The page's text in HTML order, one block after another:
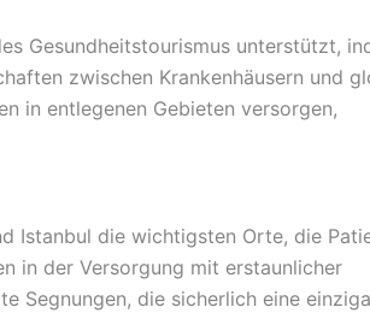
Gesundheitstourismus unterstützt,
zwischen Krankenhäusern und
in entlegenen Gebieten versorgen,
Istanbul die wichtigsten Orte, die
in der Versorgung mit erstaunlicher
Segnungen, die sicherlich eine